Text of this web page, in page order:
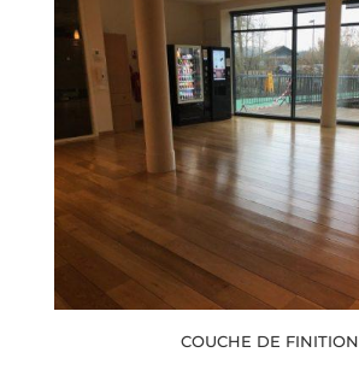
COUCHE DE FINITION